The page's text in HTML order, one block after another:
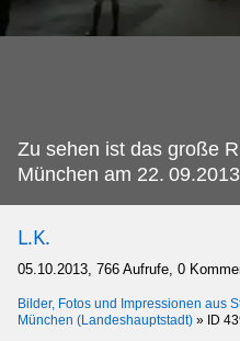
Zu sehen ist das große
München am 22.
L.K.
05.10.2013, 766 Aufrufe, 0
Bilder, Fotos und Impressionen aus
München (Landeshauptstadt) » ID